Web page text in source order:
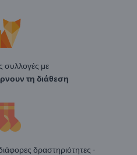
συλλογές με
τη διάθεση
δραστηριότητες -